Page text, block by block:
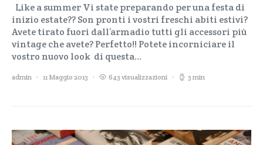
Like a summer Vi state preparando per una festa di
inizio estate?? Son pronti i vostri freschi abiti estivi?
Avete tirato fuori dall’armadio tutti gli accessori più
vintage che avete? Perfetto!! Potete incorniciare il
vostro nuovo look di questa…
admin 11 Maggio 2013 643 visualizzazioni 3 min